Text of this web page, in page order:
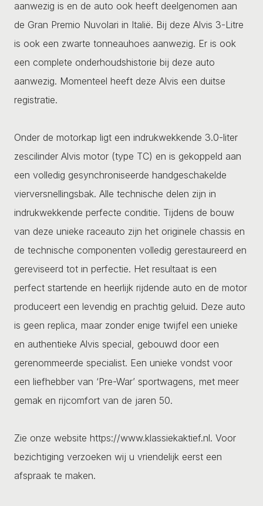
aanwezig is en de auto ook heeft deelgenomen aan
de Gran Premio Nuvolari in Italië. Bij deze Alvis 3-Litre
is ook een zwarte tonneauhoes aanwezig. Er is ook
een complete onderhoudshistorie bij deze auto
aanwezig. Momenteel heeft deze Alvis een duitse
registratie.
Onder de motorkap ligt een indrukwekkende 3.0-liter
zescilinder Alvis motor (type TC) en is gekoppeld aan
een volledig gesynchroniseerde handgeschakelde
vierversnellingsbak. Alle technische delen zijn in
indrukwekkende perfecte conditie. Tijdens de bouw
van deze unieke raceauto zijn het originele chassis en
de technische componenten volledig gerestaureerd en
gereviseerd tot in perfectie. Het resultaat is een
perfect startende en heerlijk rijdende auto en de motor
produceert een levendig en prachtig geluid. Deze auto
is geen replica, maar zonder enige twijfel een unieke
en authentieke Alvis special, gebouwd door een
gerenommeerde specialist. Een unieke vondst voor
een liefhebber van ‘Pre-War’ sportwagens, met meer
gemak en rijcomfort van de jaren 50.
Zie onze website https://www.klassiekaktief.nl. Voor
bezichtiging verzoeken wij u vriendelijk eerst een
afspraak te maken.